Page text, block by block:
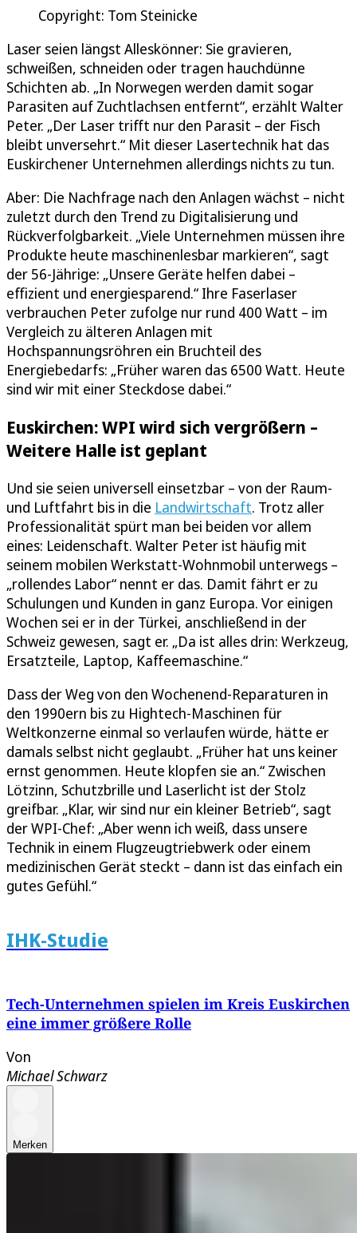
Copyright: Tom Steinicke
Laser seien längst Alleskönner: Sie gravieren,
schweißen, schneiden oder tragen hauchdünne
Schichten ab. „In Norwegen werden damit sogar
Parasiten auf Zuchtlachsen entfernt“, erzählt Walter
Peter. „Der Laser trifft nur den Parasit – der Fisch
bleibt unversehrt.“ Mit dieser Lasertechnik hat das
Euskirchener Unternehmen allerdings nichts zu tun.
Aber: Die Nachfrage nach den Anlagen wächst – nicht
zuletzt durch den Trend zu Digitalisierung und
Rückverfolgbarkeit. „Viele Unternehmen müssen ihre
Produkte heute maschinenlesbar markieren“, sagt
der 56-Jährige: „Unsere Geräte helfen dabei –
effizient und energiesparend.“ Ihre Faserlaser
verbrauchen Peter zufolge nur rund 400 Watt – im
Vergleich zu älteren Anlagen mit
Hochspannungsröhren ein Bruchteil des
Energiebedarfs: „Früher waren das 6500 Watt. Heute
sind wir mit einer Steckdose dabei.“
Euskirchen: WPI wird sich vergrößern –
Weitere Halle ist geplant
Und sie seien universell einsetzbar – von der Raum-
und Luftfahrt bis in die Landwirtschaft. Trotz aller
Professionalität spürt man bei beiden vor allem
eines: Leidenschaft. Walter Peter ist häufig mit
seinem mobilen Werkstatt-Wohnmobil unterwegs –
„rollendes Labor“ nennt er das. Damit fährt er zu
Schulungen und Kunden in ganz Europa. Vor einigen
Wochen sei er in der Türkei, anschließend in der
Schweiz gewesen, sagt er. „Da ist alles drin: Werkzeug,
Ersatzteile, Laptop, Kaffeemaschine.“
Dass der Weg von den Wochenend-Reparaturen in
den 1990ern bis zu Hightech-Maschinen für
Weltkonzerne einmal so verlaufen würde, hätte er
damals selbst nicht geglaubt. „Früher hat uns keiner
ernst genommen. Heute klopfen sie an.“ Zwischen
Lötzinn, Schutzbrille und Laserlicht ist der Stolz
greifbar. „Klar, wir sind nur ein kleiner Betrieb“, sagt
der WPI-Chef: „Aber wenn ich weiß, dass unsere
Technik in einem Flugzeugtriebwerk oder einem
medizinischen Gerät steckt – dann ist das einfach ein
gutes Gefühl.“
IHK-Studie
Tech-Unternehmen spielen im Kreis Euskirchen
eine immer größere Rolle
Von
Michael Schwarz
Merken